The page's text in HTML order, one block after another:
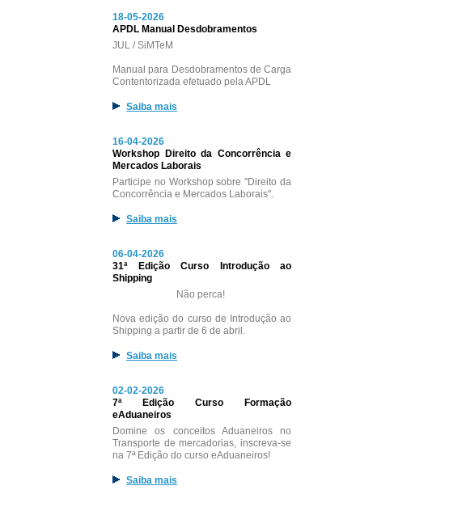
18-05-2026
APDL Manual Desdobramentos
JUL / SiMTeM
Manual para Desdobramentos de Carga
Contentorizada efetuado pela APDL
Saiba mais
16-04-2026
Workshop Direito da Concorrência e
Mercados Laborais
Participe no Workshop sobre "Direito da
Concorrência e Mercados Laborais".
Saiba mais
06-04-2026
31ª Edição Curso Introdução ao
Shipping
Não perca!
Nova edição do curso de Introdução ao
Shipping a partir de 6 de abril.
Saiba mais
02-02-2026
7ª Edição Curso Formação
eAduaneiros
Domine os conceitos Aduaneiros no
Transporte de mercadorias, inscreva-se
na 7ª Edição do curso eAduaneiros!
Saiba mais